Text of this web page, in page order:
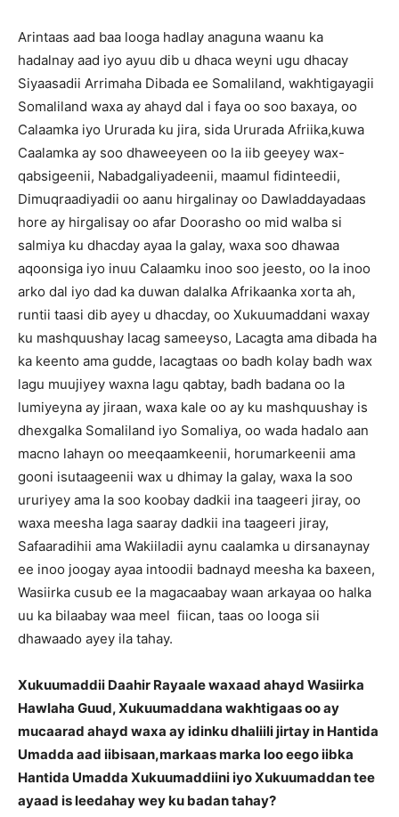
Arintaas aad baa looga hadlay anaguna waanu ka
hadalnay aad iyo ayuu dib u dhaca weyni ugu dhacay
Siyaasadii Arrimaha Dibada ee Somaliland, wakhtigayagii
Somaliland waxa ay ahayd dal i faya oo soo baxaya, oo
Calaamka iyo Ururada ku jira, sida Ururada Afriika,kuwa
Caalamka ay soo dhaweeyeen oo la iib geeyey wax-
qabsigeenii, Nabadgaliyadeenii, maamul fidinteedii,
Dimuqraadiyadii oo aanu hirgalinay oo Dawladdayadaas
hore ay hirgalisay oo afar Doorasho oo mid walba si
salmiya ku dhacday ayaa la galay, waxa soo dhawaa
aqoonsiga iyo inuu Calaamku inoo soo jeesto, oo la inoo
arko dal iyo dad ka duwan dalalka Afrikaanka xorta ah,
runtii taasi dib ayey u dhacday, oo Xukuumaddani waxay
ku mashquushay lacag sameeyso, Lacagta ama dibada ha
ka keento ama gudde, lacagtaas oo badh kolay badh wax
lagu muujiyey waxna lagu qabtay, badh badana oo la
lumiyeyna ay jiraan, waxa kale oo ay ku mashquushay is
dhexgalka Somaliland iyo Somaliya, oo wada hadalo aan
macno lahayn oo meeqaamkeenii, horumarkeenii ama
gooni isutaageenii wax u dhimay la galay, waxa la soo
ururiyey ama la soo koobay dadkii ina taageeri jiray, oo
waxa meesha laga saaray dadkii ina taageeri jiray,
Safaaradihii ama Wakiiladii aynu caalamka u dirsanaynay
ee inoo joogay ayaa intoodii badnayd meesha ka baxeen,
Wasiirka cusub ee la magacaabay waan arkayaa oo halka
uu ka bilaabay waa meel fiican, taas oo looga sii
dhawaado ayey ila tahay.
Xukuumaddii Daahir Rayaale waxaad ahayd Wasiirka
Hawlaha Guud, Xukuumaddana wakhtigaas oo ay
mucaarad ahayd waxa ay idinku dhaliili jirtay in Hantida
Umadda aad iibisaan,markaas marka loo eego iibka
Hantida Umadda Xukuumaddiini iyo Xukuumaddan tee
ayaad is leedahay wey ku badan tahay?